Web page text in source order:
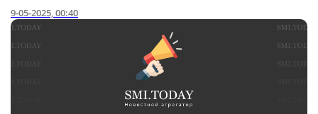
9-05-2025, 00:40